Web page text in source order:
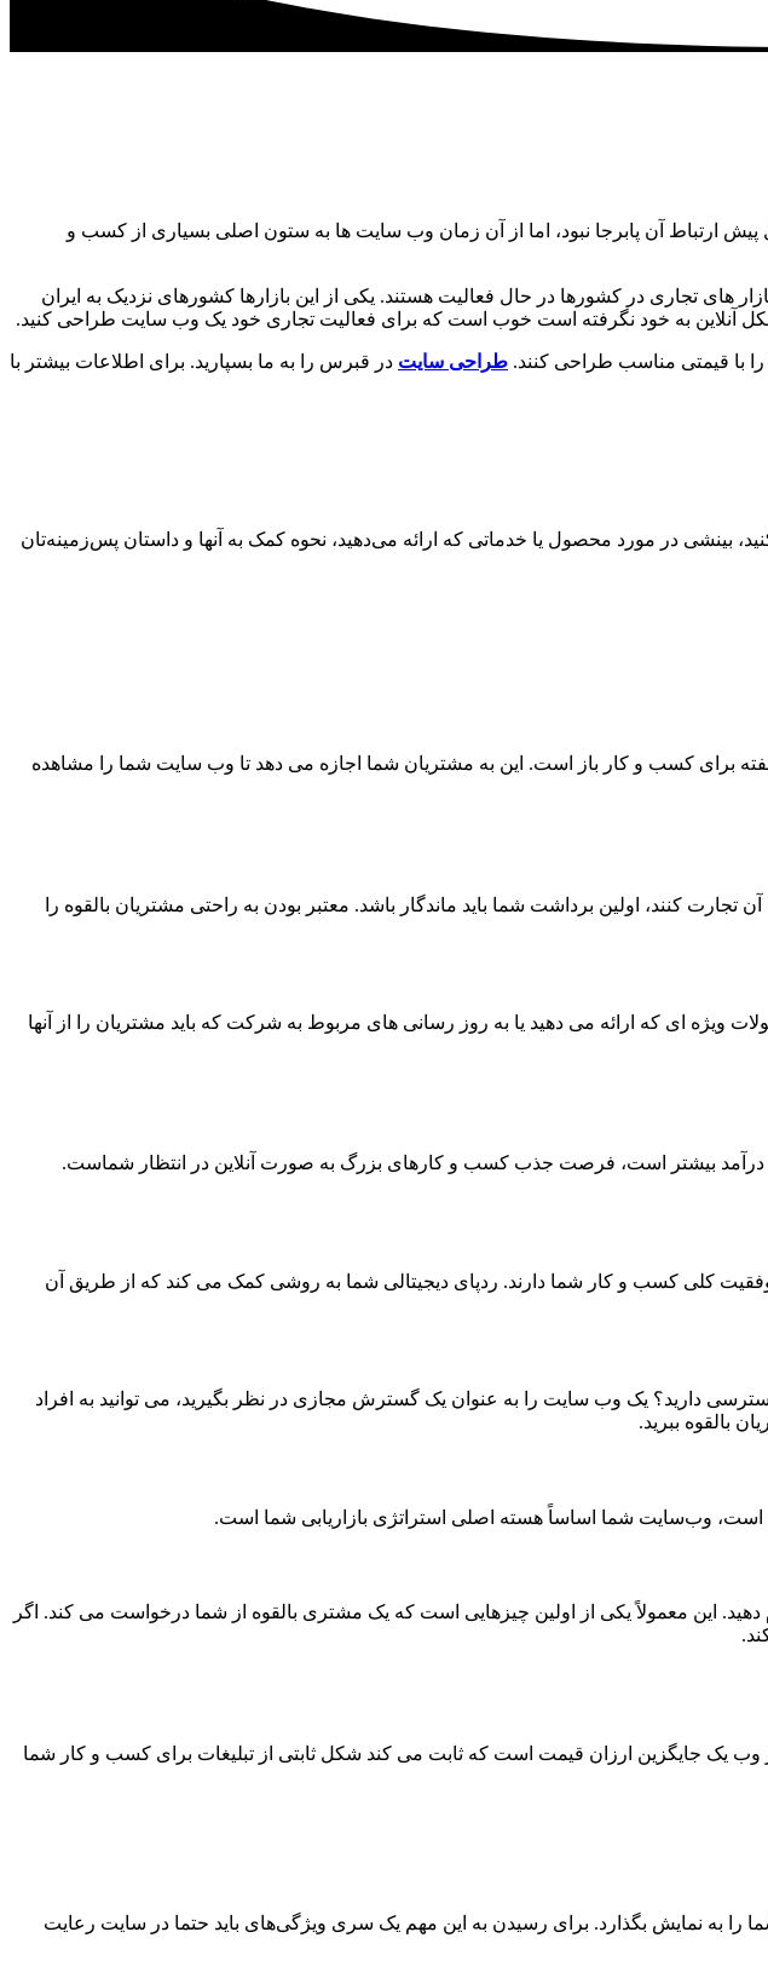
رقابت در بازار هستید، باید یک حضور آنلاین و مهمتر از آن یک وب سایت داشته باشید. شاید 10 سال پیش ارتباط آن پابرجا نبود، اما از آن زمان وب سایت ها به ستون اصلی بسیاری از کسب و
های تجاری در کشورها در حال فعالیت هستند. یکی از این بازارها کشورهای نزدیک به ایران
آنلاین به خود نگرفته است خوب است که برای فعالیت تجاری خود یک وب سایت طراحی کنید.
با قیمتی مناسب طراحی کنند. طراحی سایت در قبرس را به ما بسپارید. برای اطلاعات بیشتر با
بینشی در مورد محصول یا خدماتی که ارائه می‌دهید، نحوه کمک به آنها و داستان پس‌زمینه‌تان
فیزیکی یا دفتری که ساعات کاری را تعیین کرده‌اند، وب‌سایت شما ۲۴ ساعته و ۷ روز هفته برای کسب و کار باز است. این به مشتریان شما اجازه می دهد تا وب سایت شما را مشاهده
کنند، اولین برداشت شما باید ماندگار باشد. معتبر بودن به راحتی مشتریان بالقوه را
ویژه ای که ارائه می دهید یا به روز رسانی های مربوط به شرکت که باید مشتریان را از آنها
کلی کسب و کار شما دارند. ردپای دیجیتالی شما به روشی کمک می کند که از طریق آن
در شعاع 5 کیلومتری هستند و چگونه به آنها دسترسی دارید؟ یک وب سایت را به عنوان یک گسترش مجازی در نظر بگیرید، می توانید به افراد
بالقوه ببرید.
است، وب‌سایت شما اساساً هسته اصلی استراتژی بازاریابی شما است.
دهید. این معمولاً یکی از اولین چیزهایی است که یک مشتری بالقوه از شما درخواست می کند. اگر
وب یک جایگزین ارزان قیمت است که ثابت می کند شکل ثابتی از تبلیغات برای کسب و کار شما
به نمایش بگذارد. برای رسیدن به این مهم یک سری ویژگی‌های باید حتما در سایت رعایت